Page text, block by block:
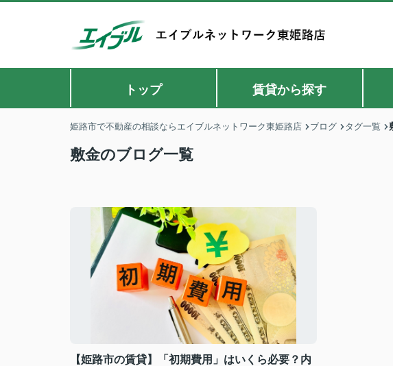
トップ 賃貸から探す
姫路市で不動産の相談ならエイブルネットワーク東姫路店 ブログ タグ一覧
敷金のブログ一覧
【姫路市の賃貸】「初期費用」はいくら必要？内